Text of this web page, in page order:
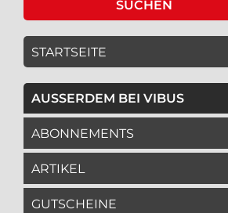
STARTSEITE
AUSSERDEM BEI VIBUS
ABONNEMENTS
ARTIKEL
GUTSCHEINE